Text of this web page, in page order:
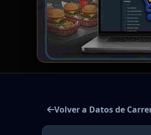
Volver a Datos de